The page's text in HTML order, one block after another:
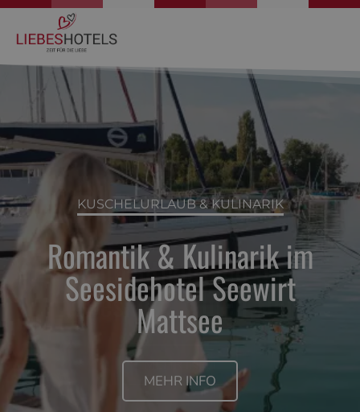
KUSCHELURLAUB & KULINARIK
Romantik & Kulinarik im
Seesidehotel Seewirt
Mattsee
MEHR INFO
LIEBESURLAUB TIROL
Romantikurlaub im
Liebeshotel Alpen-Herz
MEHR INFO